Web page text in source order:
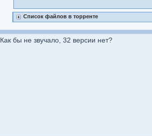
Список файлов в торренте
Как бы не звучало, 32 версии нет?